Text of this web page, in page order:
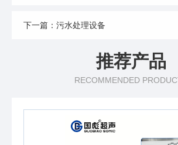
下一篇：污水处理设备
推荐产品
RECOMMENDED